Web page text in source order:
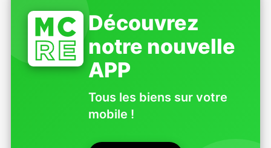
Découvrez
notre nouvelle
APP
Tous les biens sur votre
mobile !